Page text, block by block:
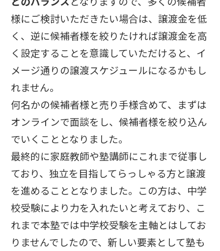
様にご検討いただきたい場合は、譲渡金を低
く、逆に候補者様を絞りたければ譲渡金を高
く設定することを意識していただけると、イ
メージ通りの譲渡スケジュールになるかもし
れません。
何名かの候補者様と売り手様含めて、まずは
オンラインで面談をし、候補者様を絞り込ん
でいくこととなりました。
最終的に家庭教師や塾講師にこれまで従事し
ており、独立を目指してらっしゃる方と譲渡
を進めることとなりました。この方は、中学
校受験により力を入れたいと考えており、こ
れまで本塾では中学校受験を主軸とはしてお
りませんでしたので、新しい要素として塾も